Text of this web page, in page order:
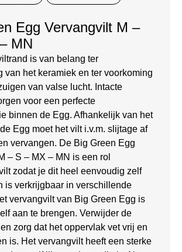
Egg Vervangvilt M –
MN
is van belang ter
van het keramiek en ter voorkoming
van valse lucht. Intacte
voor een perfecte
binnen de Egg. Afhankelijk van het
Egg moet het vilt i.v.m. slijtage af
vervangen. De Big Green Egg
– S – MX – MN is een rol
zodat je dit heel eenvoudig zelf
is verkrijgbaar in verschillende
vervangvilt van Big Green Egg is
aan te brengen. Verwijder de
zorg dat het oppervlak vet vrij en
is. Het vervangvilt heeft een sterke